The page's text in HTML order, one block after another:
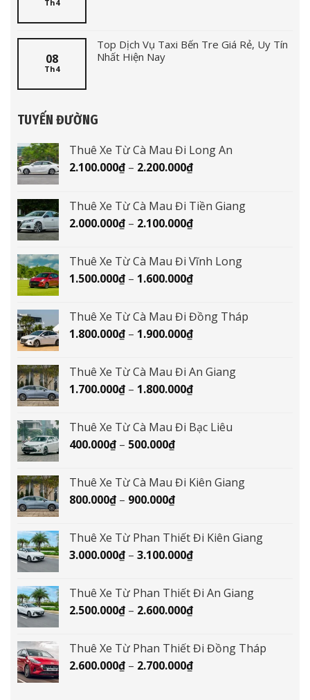
Th4
08
Th4
Top Dịch Vụ Taxi Bến Tre Giá Rẻ, Uy Tín
Nhất Hiện Nay
TUYẾN ĐƯỜNG
Thuê Xe Từ Cà Mau Đi Long An
2.100.000₫ – 2.200.000₫Khoảng
2.100.000₫
đến
Thuê Xe Từ Cà Mau Đi Tiền Giang
2.000.000₫ – 2.100.000₫Khoảng
2.000.000₫
đến
Thuê Xe Từ Cà Mau Đi Vĩnh Long
1.500.000₫ – 1.600.000₫Khoảng
1.500.000₫
đến
Thuê Xe Từ Cà Mau Đi Đồng Tháp
1.800.000₫ – 1.900.000₫Khoảng
1.800.000₫
đến
Thuê Xe Từ Cà Mau Đi An Giang
1.700.000₫ – 1.800.000₫Khoảng
1.700.000₫
Thuê Xe Từ Cà Mau Đi Bạc Liêu
400.000₫ – 500.000₫Khoảng
400.000₫
đến
Thuê Xe Từ Cà Mau Đi Kiên Giang
800.000₫ – 900.000₫Khoảng
800.000₫
đến
Thuê Xe Từ Phan Thiết Đi Kiên Giang
3.000.000₫ – 3.100.000₫Khoảng
3.000.000₫
đến
Thuê Xe Từ Phan Thiết Đi An Giang
2.500.000₫ – 2.600.000₫Khoảng
2.500.000₫
đến
Thuê Xe Từ Phan Thiết Đi Đồng Tháp
2.600.000₫ – 2.700.000₫Khoảng